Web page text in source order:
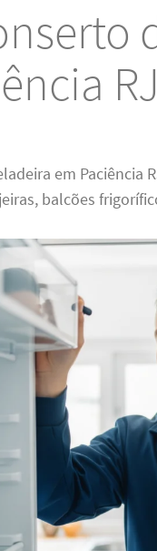
RJ
em Paciência
balcões